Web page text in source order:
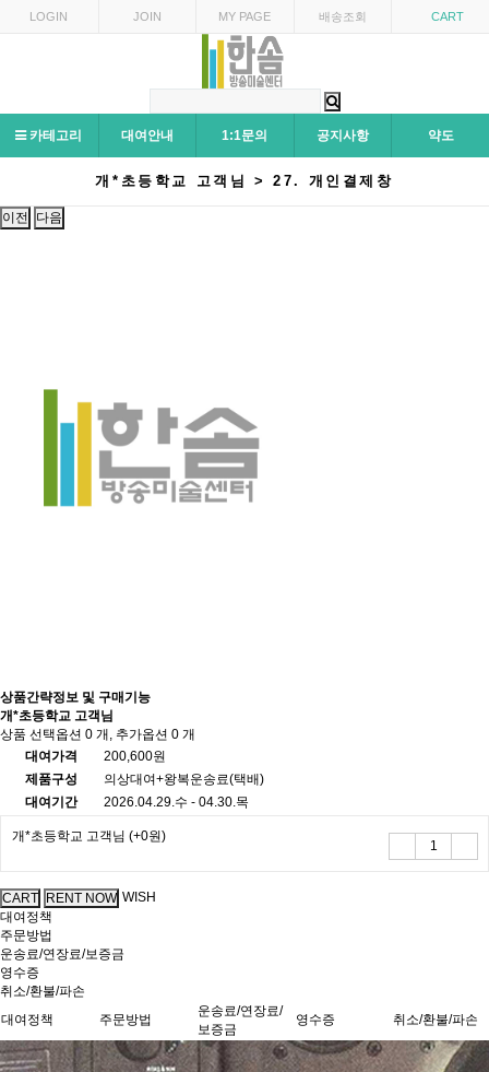
LOGIN JOIN MY PAGE 배송조회 CART
카테고리 대여안내 1:1문의 공지사항 약도
개*초등학교 고객님 > 27. 개인결제창
이전 다음
상품간략정보 및 구매기능
개*초등학교 고객님
상품 선택옵션 0 개, 추가옵션 0 개
대여가격
200,600원
제품구성
의상대여+왕복운송료(택배)
대여기간
2026.04.29.수 - 04.30.목
개*초등학교 고객님 (+0원)
WISH
대여정책
주문방법
운송료/연장료/보증금
영수증
취소/환불/파손
대여정책
주문방법
운송료/연장료/
보증금
영수증 취소/환불/파손